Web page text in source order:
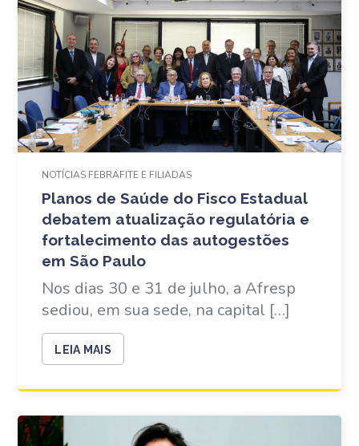
NOTÍCIAS FEBRAFITE E FILIADAS
Planos de Saúde do Fisco Estadual
debatem atualização regulatória e
fortalecimento das autogestões
em São Paulo
Nos dias 30 e 31 de julho, a Afresp
sediou, em sua sede, na capital […]
LEIA MAIS